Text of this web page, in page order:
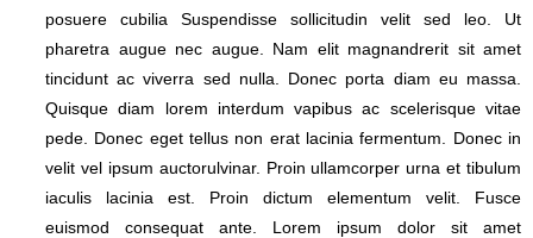
posuere cubilia Suspendisse sollicitudin velit sed leo. Ut
pharetra augue nec augue. Nam elit magnandrerit sit amet
tincidunt ac viverra sed nulla. Donec porta diam eu massa.
Quisque diam lorem interdum vapibus ac scelerisque vitae
pede. Donec eget tellus non erat lacinia fermentum. Donec in
velit vel ipsum auctorulvinar. Proin ullamcorper urna et tibulum
iaculis lacinia est. Proin dictum elementum velit. Fusce
euismod consequat ante. Lorem ipsum dolor sit amet